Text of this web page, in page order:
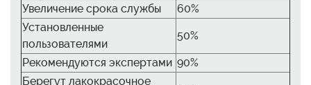
Увеличение срока службы
60%
Установленные
пользователями
50%
Рекомендуются экспертами 90%
Берегут лакокрасочное